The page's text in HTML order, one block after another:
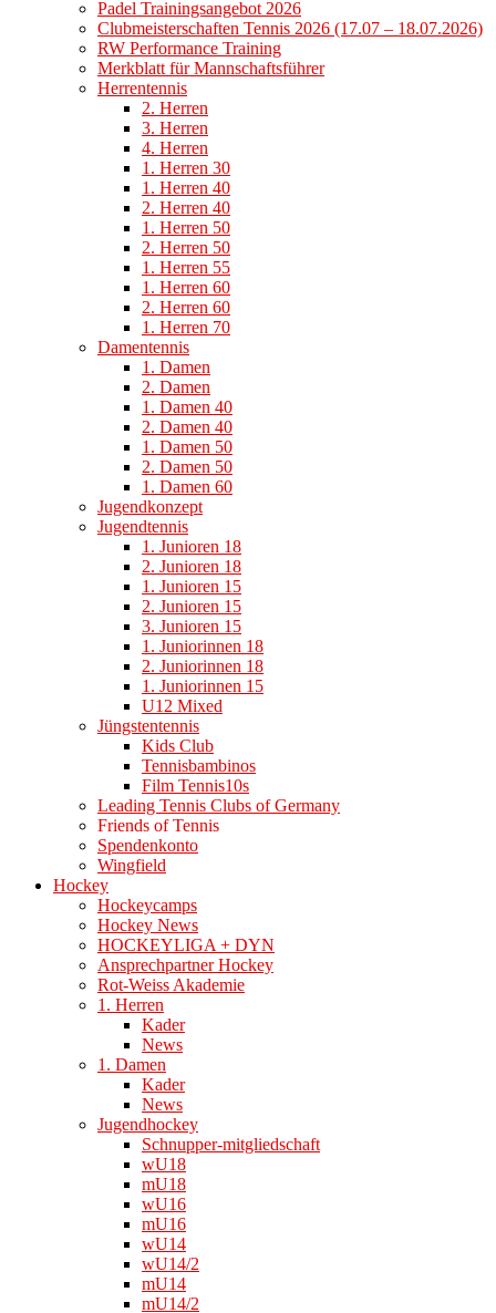
Padel Trainingsangebot 2026
Clubmeisterschaften Tennis 2026 (17.07 – 18.07.2026)
RW Performance Training
Merkblatt für Mannschaftsführer
Herrentennis
2. Herren
3. Herren
4. Herren
1. Herren 30
1. Herren 40
2. Herren 40
1. Herren 50
2. Herren 50
1. Herren 55
1. Herren 60
2. Herren 60
1. Herren 70
Damentennis
1. Damen
2. Damen
1. Damen 40
2. Damen 40
1. Damen 50
2. Damen 50
1. Damen 60
Jugendkonzept
Jugendtennis
1. Junioren 18
2. Junioren 18
1. Junioren 15
2. Junioren 15
3. Junioren 15
1. Juniorinnen 18
2. Juniorinnen 18
1. Juniorinnen 15
U12 Mixed
Jüngstentennis
Kids Club
Tennisbambinos
Film Tennis10s
Leading Tennis Clubs of Germany
Friends of Tennis
Spendenkonto
Wingfield
Hockey
Hockeycamps
Hockey News
HOCKEYLIGA + DYN
Ansprechpartner Hockey
Rot-Weiss Akademie
1. Herren
Kader
News
1. Damen
Kader
News
Jugendhockey
Schnupper-mitgliedschaft
wU18
mU18
wU16
mU16
wU14
wU14/2
mU14
mU14/2